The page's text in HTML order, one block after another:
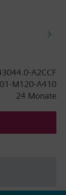
A2CCF
M120-A410
24 Monate